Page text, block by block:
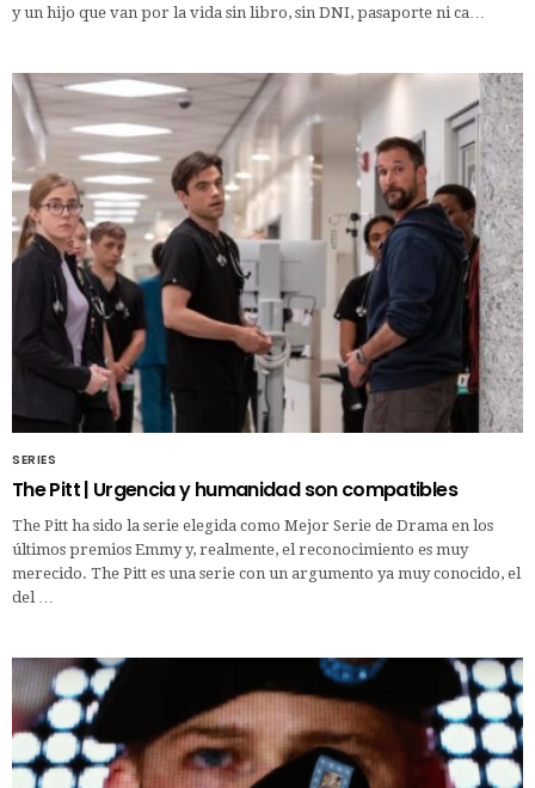
y un hijo que van por la vida sin libro, sin DNI, pasaporte ni ca…
SERIES
The Pitt | Urgencia y humanidad son compatibles
The Pitt ha sido la serie elegida como Mejor Serie de Drama en los
últimos premios Emmy y, realmente, el reconocimiento es muy
merecido. The Pitt es una serie con un argumento ya muy conocido, el
del …